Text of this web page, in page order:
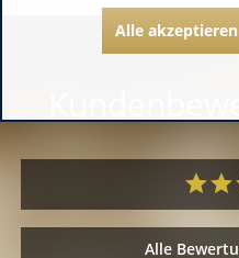
Alle
Alle akzeptieren